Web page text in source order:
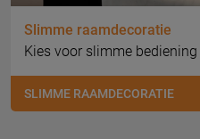
Slimme raamdecoratie
Kies voor slimme bediening
SLIMME RAAMDECORATIE